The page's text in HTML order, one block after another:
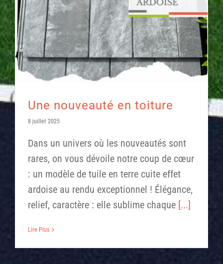
Une nouveauté en toiture
8 juillet 2025
Dans un univers où les nouveautés sont
rares, on vous dévoile notre coup de cœur
: un modèle de tuile en terre cuite effet
ardoise au rendu exceptionnel ! Élégance,
relief, caractère : elle sublime chaque [...]
Lire Plus